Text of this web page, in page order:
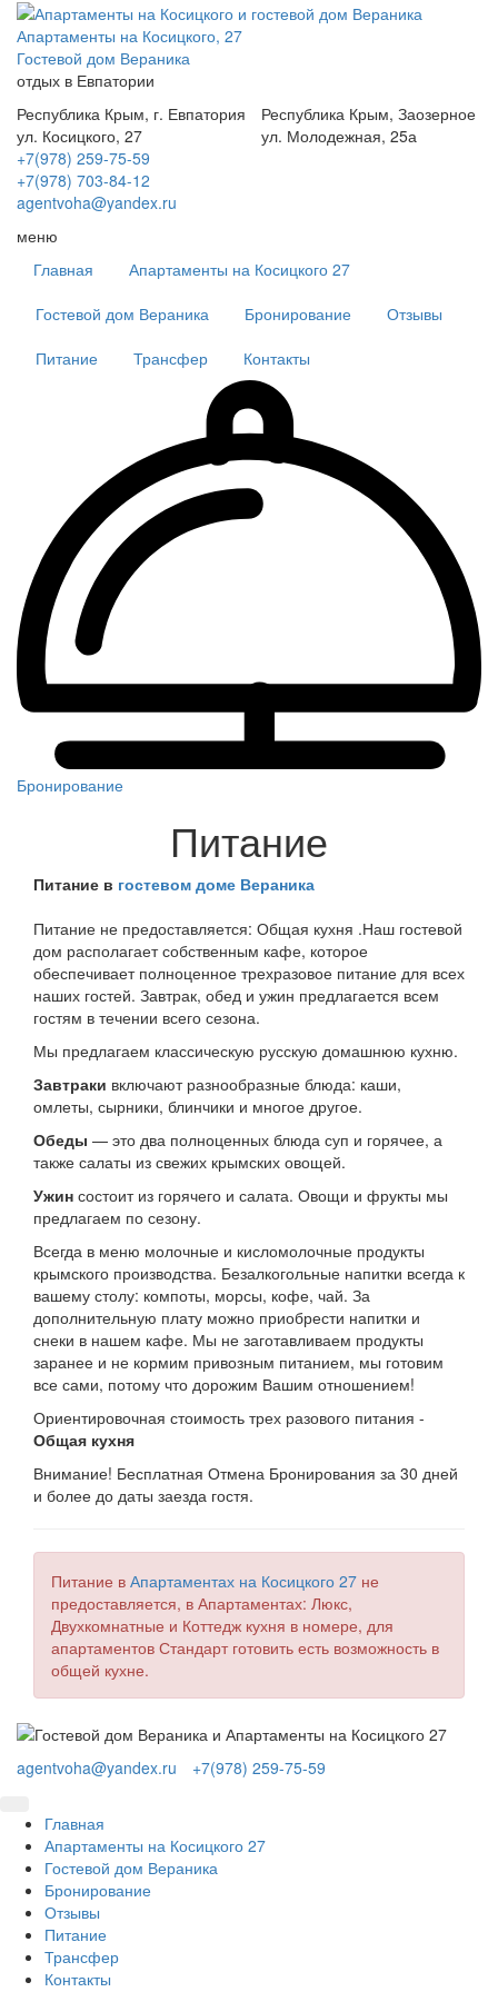
Апартаменты на Косицкого, 27
Гостевой дом Вераника
отдых в Евпатории
Республика Крым, г. Евпатория
ул. Косицкого, 27
Республика Крым, Заозерное
ул. Молодежная, 25а
+7(978) 259-75-59
+7(978) 703-84-12
agentvoha@yandex.ru
меню
Главная
Апартаменты на Косицкого 27
Гостевой дом Вераника
Бронирование
Отзывы
Питание
Трансфер Контакты
Бронирование
Питание
Питание в гостевом доме Вераника
Питание не предоставляется: Общая кухня .Наш гостевой
дом располагает собственным кафе, которое
обеспечивает полноценное трехразовое питание для всех
наших гостей. Завтрак, обед и ужин предлагается всем
гостям в течении всего сезона.
Мы предлагаем классическую русскую домашнюю кухню.
Завтраки включают разнообразные блюда: каши,
омлеты, сырники, блинчики и многое другое.
Обеды — это два полноценных блюда суп и горячее, а
также салаты из свежих крымских овощей.
Ужин состоит из горячего и салата. Овощи и фрукты мы
предлагаем по сезону.
Всегда в меню молочные и кисломолочные продукты
крымского производства. Безалкогольные напитки всегда к
вашему столу: компоты, морсы, кофе, чай. За
дополнительную плату можно приобрести напитки и
снеки в нашем кафе. Мы не заготавливаем продукты
заранее и не кормим привозным питанием, мы готовим
все сами, потому что дорожим Вашим отношением!
Ориентировочная стоимость трех разового питания -
Общая кухня
Внимание! Бесплатная Отмена Бронирования за 30 дней
и более до даты заезда гостя.
Питание в Апартаментах на Косицкого 27 не
предоставляется, в Апартаментах: Люкс,
Двухкомнатные и Коттедж кухня в номере, для
апартаментов Стандарт готовить есть возможность в
общей кухне.
agentvoha@yandex.ru +7(978) 259-75-59
Главная
Апартаменты на Косицкого 27
Гостевой дом Вераника
Бронирование
Отзывы
Питание
Трансфер
Контакты